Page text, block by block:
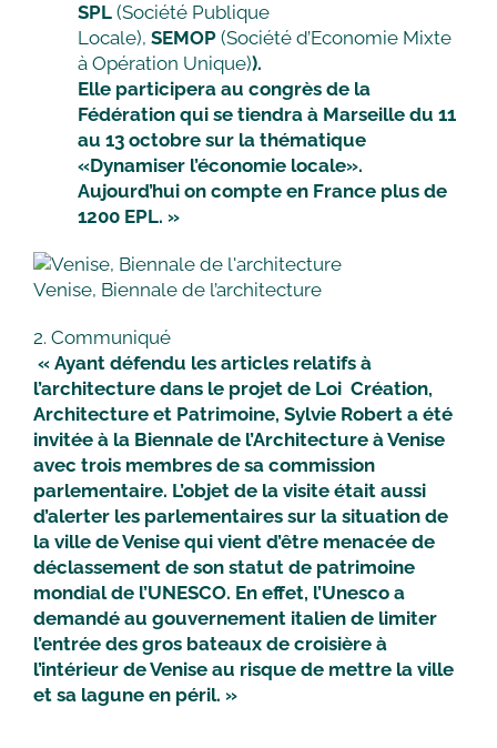
SPL(Société Publique
Locale), SEMOP (Société d’Economie Mixte
à Opération Unique)).
Elle participera au congrès de la
Fédération qui se tiendra à Marseille du 11
au 13 octobre sur la thématique
«Dynamiser l’économie locale».
Aujourd’hui on compte en France plus de
1200 EPL. »
Venise, Biennale de l’architecture
2. Communiqué
« Ayant défendu les articles relatifs à
l’architecture dans le projet de Loi Création,
Architecture et Patrimoine, Sylvie Robert a été
invitée à la Biennale de l’Architecture à Venise
avec trois membres de sa commission
parlementaire. L’objet de la visite était aussi
d’alerter les parlementaires sur la situation de
la ville de Venise qui vient d’être menacée de
déclassement de son statut de patrimoine
mondial de l’UNESCO. En effet, l’Unesco a
demandé au gouvernement italien de limiter
l’entrée des gros bateaux de croisière à
l’intérieur de Venise au risque de mettre la ville
et sa lagune en péril. »